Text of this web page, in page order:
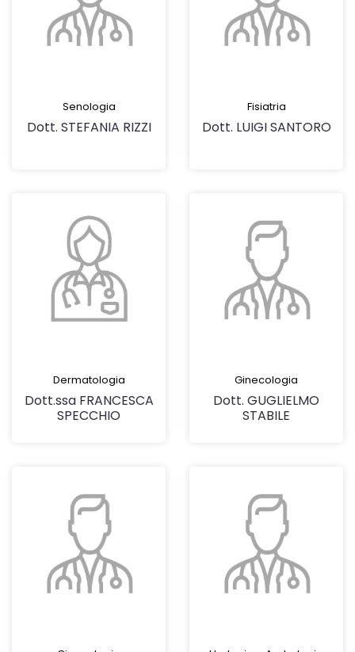
Senologia
Dott. STEFANIA RIZZI
Fisiatria
Dott. LUIGI SANTORO
Dermatologia
Dott.ssa FRANCESCA
SPECCHIO
Ginecologia
Dott. GUGLIELMO
STABILE